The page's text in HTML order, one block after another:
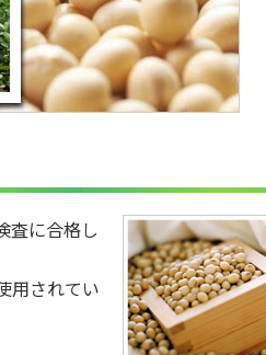
査に合格し
用されてい